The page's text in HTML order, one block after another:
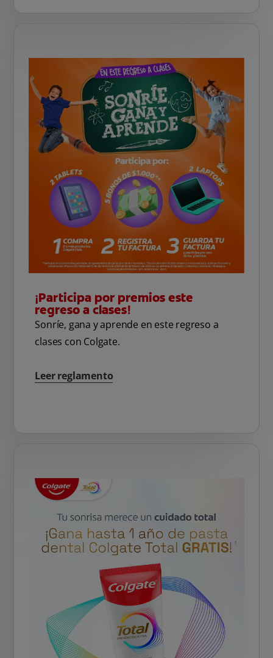
¡Participa por premios este
regreso a clases!
Sonríe, gana y aprende en este regreso a
clases con Colgate.
Leer reglamento